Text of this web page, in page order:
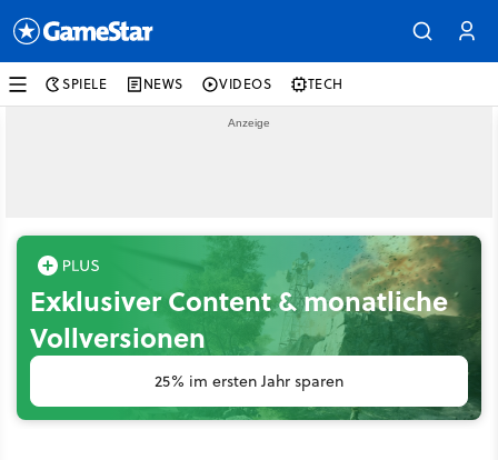
SPIELE NEWS VIDEOS TECH
Exklusiver Content & monatliche
Vollversionen
25% im ersten Jahr sparen